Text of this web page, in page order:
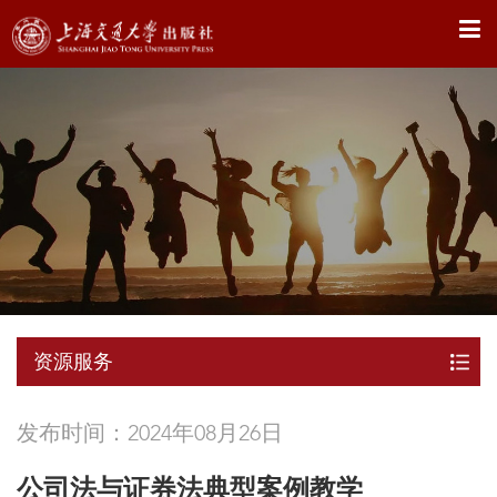
X
资源服务
发布时间：2024年08月26日
公司法与证券法典型案例教学